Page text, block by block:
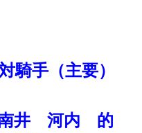
騎手（主要）
井 河内 的